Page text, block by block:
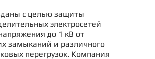
с целью защиты
электросетей
до 1 кВ от
замыканий и различного
перегрузок. Компания